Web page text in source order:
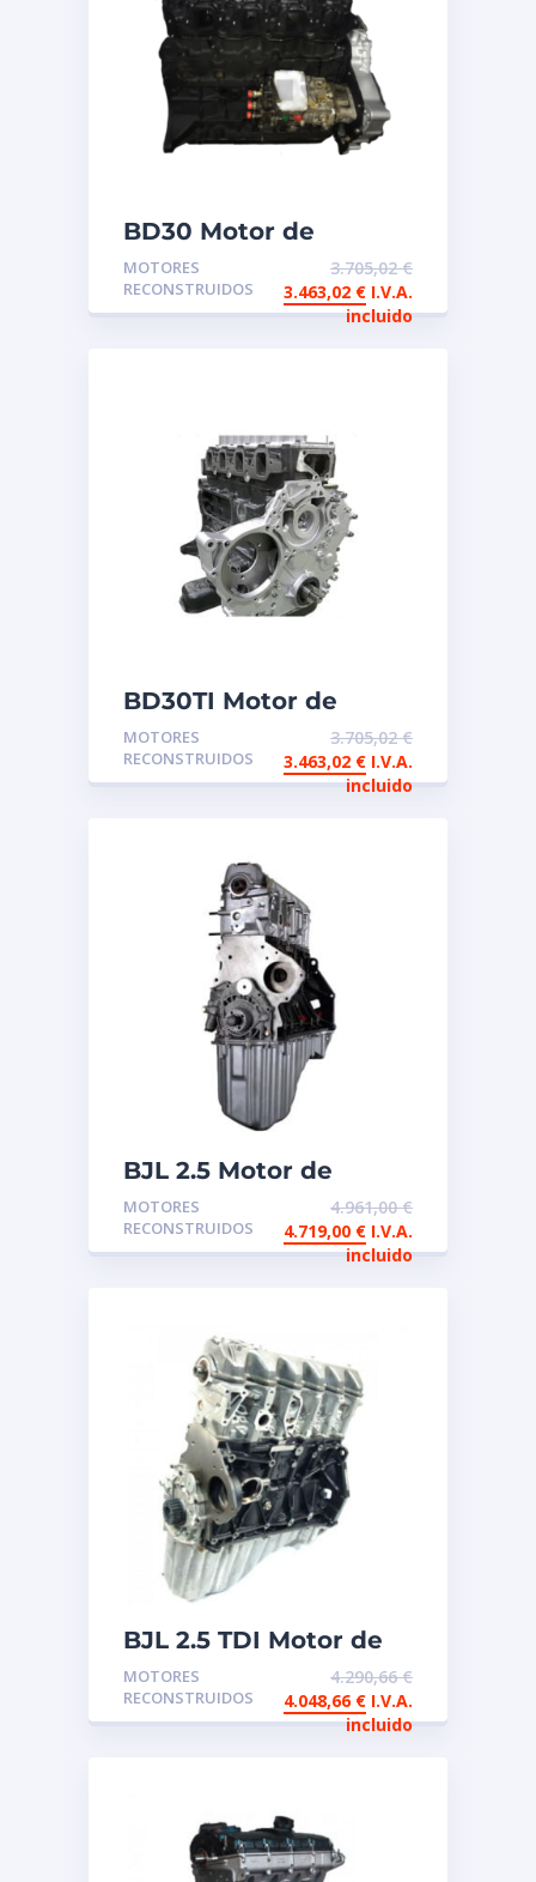
BD30 Motor de
intercambio
reconstruido
MOTORES
RECONSTRUIDOS
3.705,02€
3.463,02 € I.V.A.
incluido
BD30TI Motor de
intercambio
reconstruido
MOTORES
RECONSTRUIDOS
3.705,02€
3.463,02 € I.V.A.
incluido
BJL 2.5 Motor de
intercambio
reconstruido
MOTORES
RECONSTRUIDOS
4.961,00€
4.719,00 € I.V.A.
incluido
BJL 2.5 TDI Motor de
intercambio
reconstruido
MOTORES
RECONSTRUIDOS
4.290,66€
4.048,66 € I.V.A.
incluido